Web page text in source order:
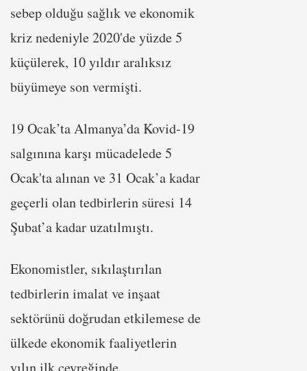
sebep olduğu sağlık ve ekonomik
kriz nedeniyle 2020'de yüzde 5
küçülerek, 10 yıldır aralıksız
büyümeye son vermişti.
19 Ocak’ta Almanya’da Kovid-19
salgınına karşı mücadelede 5
Ocak'ta alınan ve 31 Ocak’a kadar
geçerli olan tedbirlerin süresi 14
Şubat’a kadar uzatılmıştı.
Ekonomistler, sıkılaştırılan
tedbirlerin imalat ve inşaat
sektörünü doğrudan etkilemese de
ülkede ekonomik faaliyetlerin
yılın ilk çeyreğinde